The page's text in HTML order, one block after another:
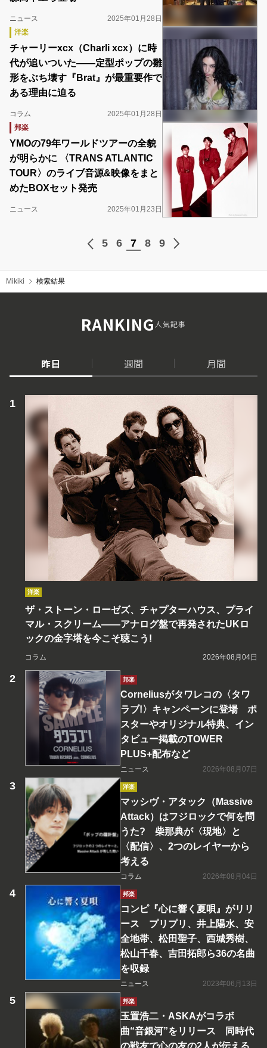
ニュース
2025年01月28日
洋楽
チャーリーxcx（Charli xcx）に時
代が追いついた――定型ポップの雛
形をぶち壊す『Brat』が最重要作で
ある理由に迫る
コラム
2025年01月28日
邦楽
YMOの79年ワールドツアーの全貌
が明らかに 〈TRANS ATLANTIC
TOUR〉のライブ音源&映像をまと
めたBOXセット発売
ニュース 2025年01月23日
5 6 7 8 9
Mikiki 検索結果
RANKING人気記事
昨日 週間 月間
洋楽
ザ・ストーン・ローゼズ、チャプターハウス、プライ
マル・スクリーム――アナログ盤で再発されたUKロ
ックの金字塔を今こそ聴こう!
コラム 2026年08月04日
邦楽
Corneliusがタワレコの〈タワ
ラブ!〉キャンペーンに登場 ポ
スターやオリジナル特典、イン
タビュー掲載のTOWER
PLUS+配布など
ニュース 2026年08月07日
洋楽
マッシヴ・アタック（Massive
Attack）はフジロックで何を問
うた? 柴那典が〈現地〉と
〈配信〉、2つのレイヤーから
考える
コラム 2026年08月04日
邦楽
コンピ『心に響く夏唄』がリリ
ース プリプリ、井上陽水、安
全地帯、松田聖子、西城秀樹、
松山千春、吉田拓郎ら36の名曲
を収録
ニュース 2023年06月13日
邦楽
玉置浩二・ASKAがコラボ
曲“音銀河”をリリース 同時代
の戦友で心の友の2人が伝える